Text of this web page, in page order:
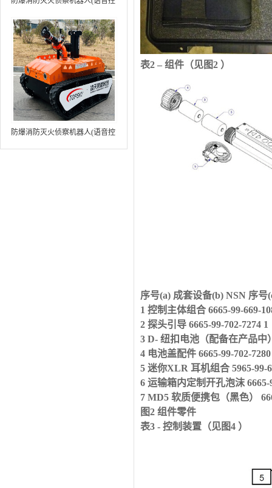
火焰）中型RXR-MC80BD（第8
代）
防爆消防灭火侦察机器人(语音控
制+跟随功能+5G控制+水炮跟踪
表2 – 组件（见图2 ）
序号(a) 成套设备(b) NSN 序号
1 控制主体组合 6665-99-669-
2 探头引导 6665-99-702-7274 1
3 D- 纽扣电池（配备在产品中
4 电池盖配件 6665-99-702-
5 迷你XLR 耳机组合 5965-99-
6 运输箱内定制开孔泡沫 6665-
7 MD5 软质便携包（黑色）
图2 组件零件
表3 - 控制装置（见图4 ）